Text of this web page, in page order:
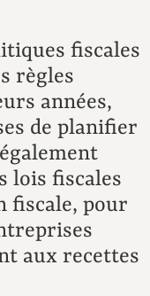
fiscales
règles
années,
de planifier
lois fiscales
fiscale, pour
aux recettes